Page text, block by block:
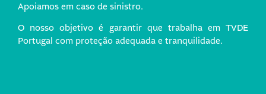
Apoiamos em caso de sinistro.
O nosso objetivo é garantir que trabalha em TVDE
Portugal com proteção adequada e tranquilidade.